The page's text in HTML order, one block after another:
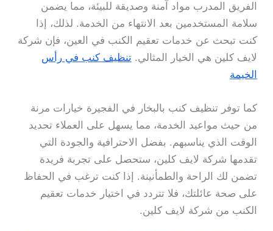
الفريق المدرب مواد آمنة وصديقة للبيئة، مما يضمن
سلامة المستخدمين بعد الانتهاء من الخدمة. لذلك، إذا
كنت تبحث عن خدمات تعقيم الكنب في العين، فإن شركة
لايف كلين هي الخيار المثالي.تنظيف كنب في رأس
الخيمة
كما توفر تنظيف كنب بالبخار في الفجيرة خيارات مرنة
من حيث مواعيد الخدمة، مما يسهل على العملاء تحديد
الوقت الذي يناسبهم. بفضل الاحترافية والجودة التي
تقدمها شركة لايف كلين، ستحصل على تجربة فريدة
تضمن لك الراحة والطمأنينة. إذا كنت ترغب في الحفاظ
على صحة عائلتك، فلا تتردد في اختيار خدمات تعقيم
الكنب من شركة لايف كلين.